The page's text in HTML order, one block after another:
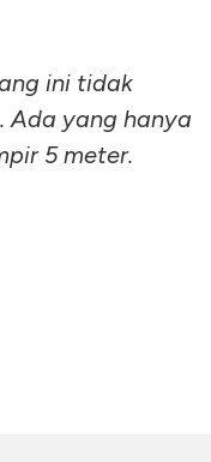
ini tidak
Ada yang hanya
5 meter.